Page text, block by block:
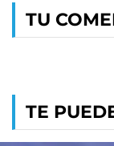
TU
TE